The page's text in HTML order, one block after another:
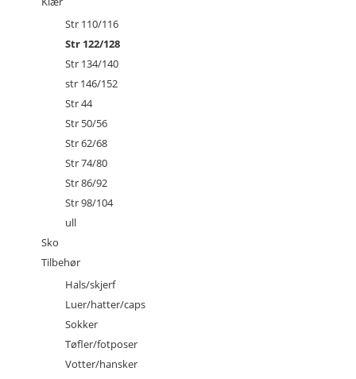
Str 110/116
Str 122/128
Str 134/140
str 146/152
Str 44
Str 50/56
Str 62/68
Str 74/80
Str 86/92
Str 98/104
ull
Sko
Tilbehør
Hals/skjerf
Luer/hatter/caps
Sokker
Tøfler/fotposer
Votter/hansker